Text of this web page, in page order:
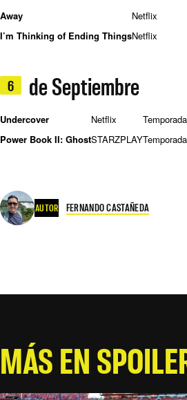
Away
Netflix
I’m Thinking of Ending ThingsNetflix
6 de Septiembre
Undercover Netflix
Power Book II: GhostSTARZPLAY
AUTOR FERNANDO CASTAÑEDA
MÁS EN